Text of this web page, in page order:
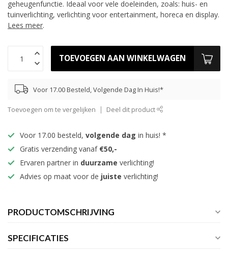
geheugenfunctie. Ideaal voor vele doeleinden, zoals: huis- en
tuinverlichting, verlichting voor entertainment, horeca en display.
Lees meer.
TOEVOEGEN AAN WINKELWAGEN
Voor 17.00 Besteld, Volgende Dag In Huis!*
Toevoegen om te vergelijken Deel dit product
Voor 17.00 besteld, volgende dag in huis! *
Gratis verzending vanaf €50,-
Ervaren partner in duurzame verlichting!
Advies op maat voor de juiste verlichting!
PRODUCTOMSCHRIJVING
SPECIFICATIES